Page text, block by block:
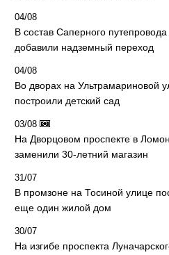
04/08
В состав Саперного путепровода
добавили надземный переход
04/08
Во дворах на Ультрамариновой
построили детский сад
03/08
На Дворцовом проспекте в
заменили 30-летний магазин
31/07
В промзоне на Тосиной улице
еще один жилой дом
30/07
На изгибе проспекта